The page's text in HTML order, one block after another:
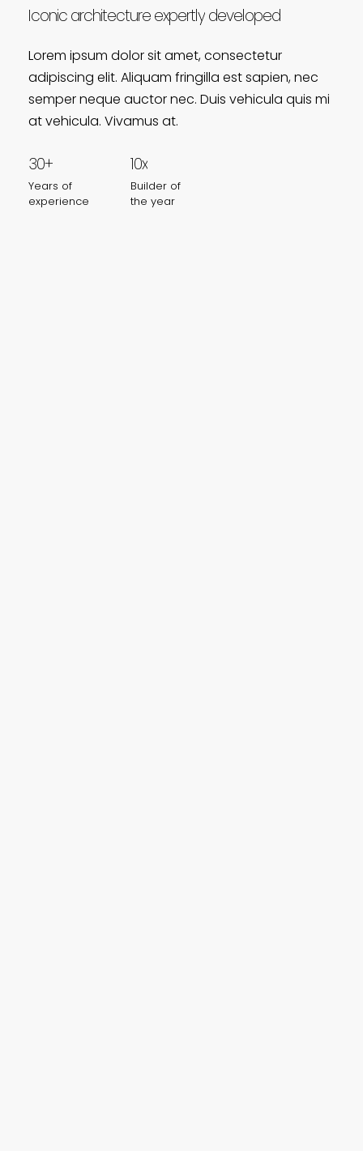
Iconicarchitectureexpertlydeveloped
Lorem ipsum dolor sit amet, consectetur
adipiscing elit. Aliquam fringilla est sapien, nec
semper neque auctor nec. Duis vehicula quis mi
at vehicula. Vivamus at.
30+
Years of
experience
10x
Builder of
the year